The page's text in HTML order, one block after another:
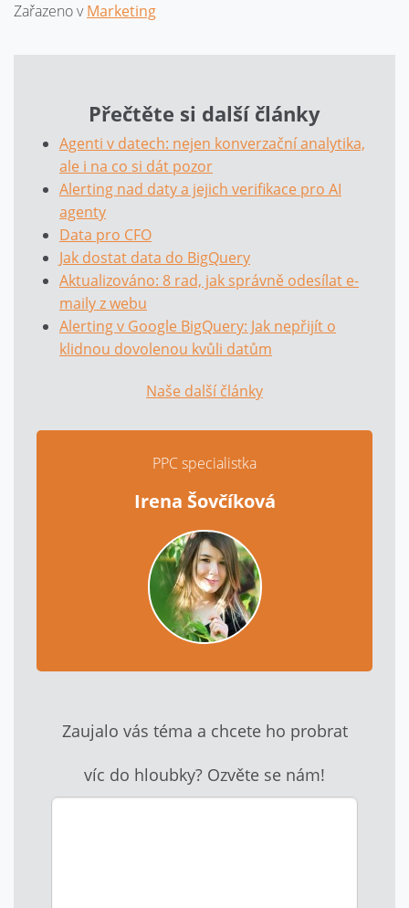
Zařazeno vMarketing
Přečtěte si další články
Agenti v datech: nejen konverzační analytika,
ale i na co si dát pozor
Alerting nad daty a jejich verifikace pro AI
agenty
Data pro CFO
Jak dostat data do BigQuery
Aktualizováno: 8 rad, jak správně odesílat e-
maily z webu
Alerting v Google BigQuery: Jak nepřijít o
klidnou dovolenou kvůli datům
Naše další články
PPC specialistka
Irena Šovčíková
Zaujalo vás téma a chcete ho probrat
víc do hloubky? Ozvěte se nám!